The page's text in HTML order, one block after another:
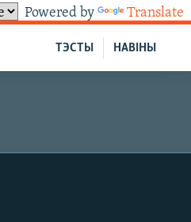
Powered by Translate
НАВІНЫ
ТЭСТЫ